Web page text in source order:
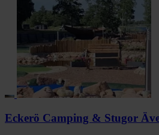
Eckerö Camping & Stugor